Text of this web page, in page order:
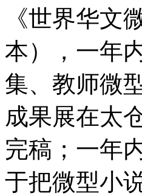
《世界华文
本），一年
集、教师微
成果展在太
完稿；一年
于把微型小